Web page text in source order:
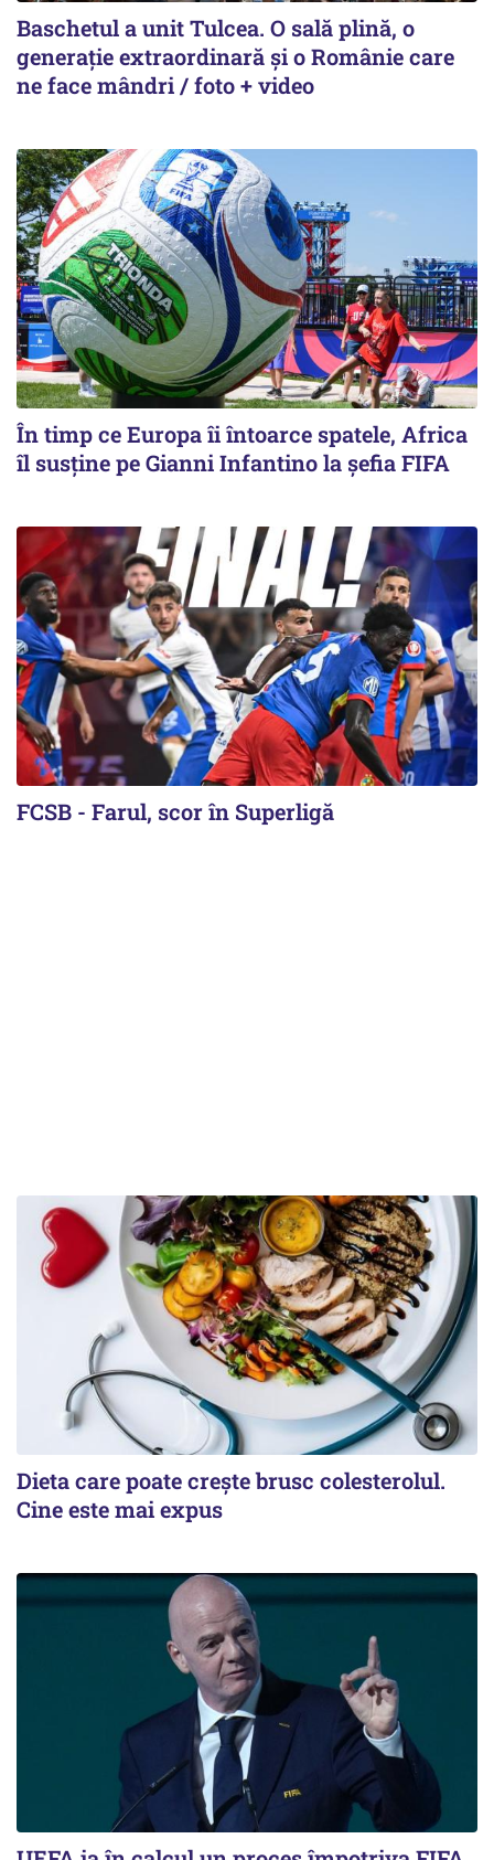
Baschetul a unit Tulcea. O sală plină, o
generație extraordinară și o Românie care
ne face mândri / foto + video
În timp ce Europa îi întoarce spatele, Africa
îl susține pe Gianni Infantino la șefia FIFA
FCSB - Farul, scor în Superligă
Dieta care poate crește brusc colesterolul.
Cine este mai expus